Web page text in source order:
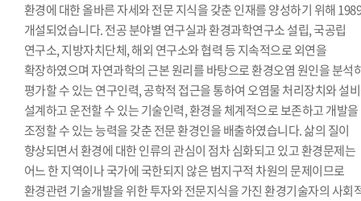
환경에 대한 올바른 자세와 전문 지식을 갖춘 인재를 양성하기 위해
개설되었습니다. 전공 분야별 연구실과 환경과학연구소 설립, 국공립
연구소, 지방자치단체, 해외 연구소와 협력 등 지속적으로 외연을
확장하였으며 자연과학의 근본 원리를 바탕으로 환경오염 원인을 분석
평가할 수 있는 연구인력, 공학적 접근을 통하여 오염물 처리장치와 설
설계하고 운전할 수 있는 기술인력, 환경을 체계적으로 보존하고 개발을
조정할 수 있는 능력을 갖춘 전문 환경인을 배출하였습니다. 삶의 질이
향상되면서 환경에 대한 인류의 관심이 점차 심화되고 있고 환경문제는
어느 한 지역이나 국가에 국한되지 않은 범지구적 차원의 문제이므로
환경관련 기술개발을 위한 투자와 전문지식을 가진 환경기술자의 사회